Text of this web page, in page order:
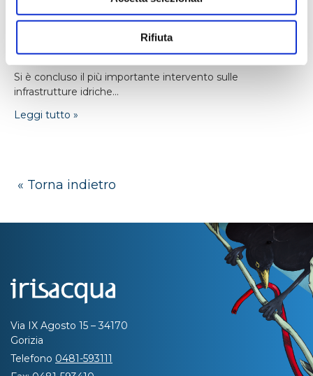
Rifiuta
24/04/2026
Monfalcone: nuova adduttrice e -16% di
consumi energetici
Si è concluso il più importante intervento sulle
infrastrutture idriche...
Leggi tutto »
« Torna indietro
Via IX Agosto 15 – 34170
Gorizia
Telefono 0481-593111